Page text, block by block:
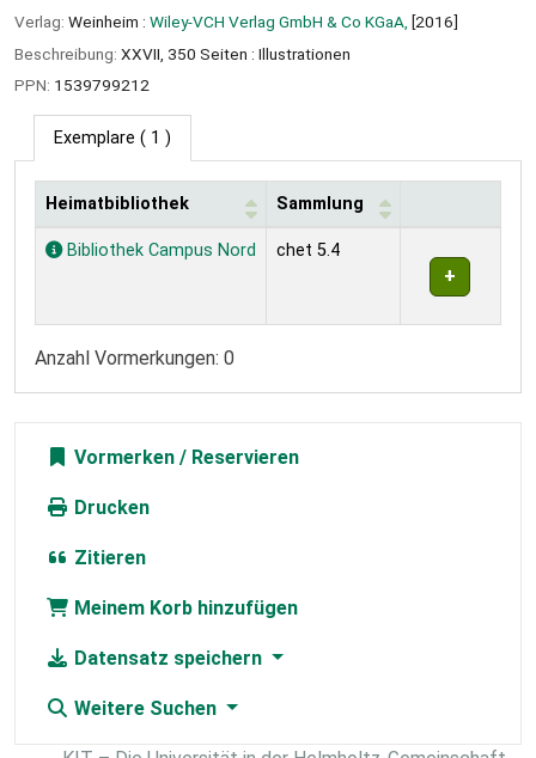
Verlag: Weinheim : Wiley-VCH Verlag GmbH & Co KGaA, [2016]
Beschreibung: XXVII, 350 Seiten : Illustrationen
PPN: 1539799212
Exemplare ( 1 )
Exemplare
Heimatbibliothek Sammlung
Bibliothek Campus Nord chet 5.4
Anzahl Vormerkungen: 0
Vormerken
Drucken
Zitieren
Meinem Korb hinzufügen
Datensatz speichern
Weitere Suchen